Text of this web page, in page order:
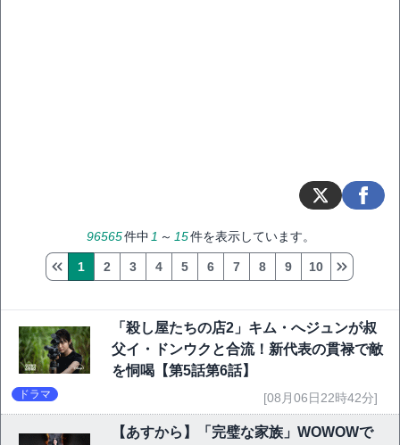
96565件中1 ～ 15件を表示しています。
1 2 3 4 5 6 7 8 9 10
「殺し屋たちの店2」キム・へジュンが叔
父イ・ドンウクと合流！新代表の貫禄で敵
を恫喝【第5話第6話】
ドラマ [08月06日22時42分]
【あすから】「完璧な家族」WOWOWで